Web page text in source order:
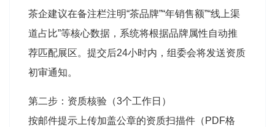
茶企建议在备注栏注明“茶品牌”“年销售额”“线上渠
道占比”等核心数据，系统将根据品牌属性自动推
荐匹配展区。提交后24小时内，组委会将发送资质
初审通知。
第二步：资质核验（3个工作日）
按邮件提示上传加盖公章的资质扫描件（PDF格